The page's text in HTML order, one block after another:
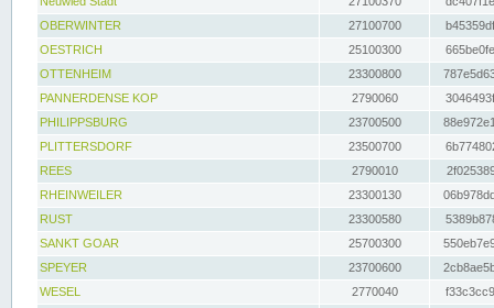
OBERWINTER
27100700
OESTRICH
25100300
OTTENHEIM
23300800
PANNERDENSE KOP
2790060
PHILIPPSBURG
23700500
PLITTERSDORF
23500700
REES
2790010
RHEINWEILER
23300130
RUST
23300580
SANKT GOAR
25700300
SPEYER
23700600
WESEL
2770040